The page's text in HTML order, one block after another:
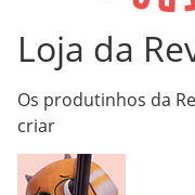
Loja da
Os produtinhos da
criar